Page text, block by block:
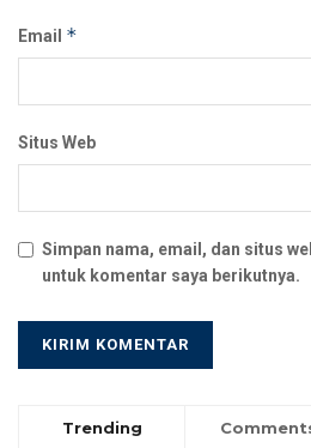
Email *
Situs Web
Simpan nama, email, dan situs
untuk komentar saya berikutnya.
Trending